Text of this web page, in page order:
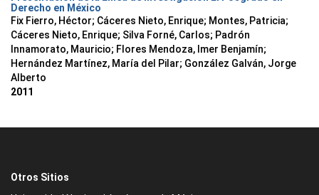
Derecho en México
Fix Fierro, Héctor; Cáceres Nieto, Enrique; Montes, Patricia;
Cáceres Nieto, Enrique; Silva Forné, Carlos; Padrón
Innamorato, Mauricio; Flores Mendoza, Imer Benjamín;
Hernández Martínez, María del Pilar; González Galván, Jorge
Alberto
2011
Otros Sitios